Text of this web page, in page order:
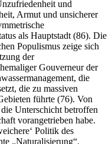
und
Armut und unsicherer
als Hauptstadt (86). Die
Populismus zeige sich
der
Gouverneur der
die
die zu massiven
führte (76). Von
Unterschicht betroffen
vorangetrieben habe.
Politik des
„Naturalisierung“.